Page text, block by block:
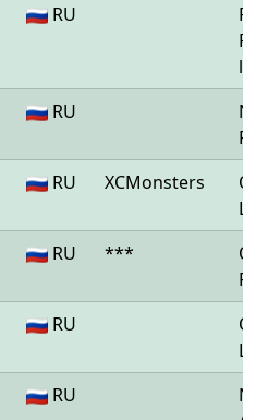
RU
RU
RU XCMonsters
RU ***
RU
RU